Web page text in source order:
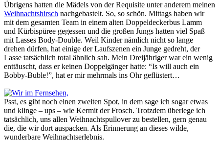
Übrigens hatten die Mädels von der Requisite unter anderem meinen
Weihnachtshirsch nachgebastelt. So, so schön. Mittags haben wir
mit dem gesamten Team in einem alten Doppeldeckerbus Lamm
und Kürbispüree gegessen und die großen Jungs hatten viel Spaß
mit Lasses Body-Double. Weil Kinder nämlich nicht so lange
drehen dürfen, hat einige der Laufszenen ein Junge gedreht, der
Lasse tatsächlich total ähnlich sah. Mein Dreijähriger war ein wenig
enttäuscht, dass er keinen Doppelgänger hatte: “Is will auch ein
Bobby-Buble!”, hat er mir mehrmals ins Ohr geflüstert…
Psst, es gibt noch einen zweiten Spot, in dem sage ich sogar etwas
und klinge – ups – wie Kermit der Frosch. Trotzdem überlege ich
tatsächlich, uns allen Weihnachtspullover zu bestellen, gern genau
die, die wir dort auspacken. Als Erinnerung an dieses wilde,
wunderbare Weihnachtserlebnis.